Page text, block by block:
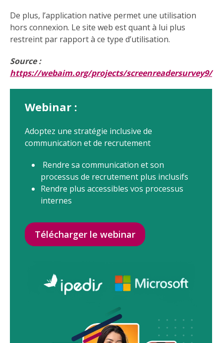
De plus, l’application native permet une utilisation
hors connexion. Le site web est quant à lui plus
restreint par rapport à ce type d’utilisation.
Source :
https://webaim.org/projects/screenreadersurvey9/
Webinar :
Adoptez une stratégie inclusive de
communication et de recrutement
Rendre sa communication et son
processus de recrutement plus inclusifs
Rendre plus accessibles vos processus
internes
Télécharger le webinar